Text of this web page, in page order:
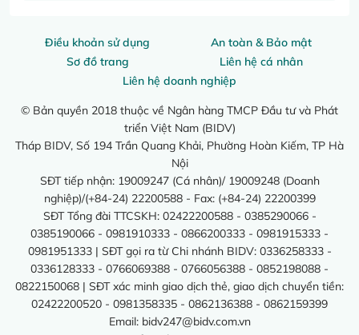
Điều khoản sử dụng
An toàn & Bảo mật
Sơ đồ trang
Liên hệ cá nhân
Liên hệ doanh nghiệp
© Bản quyền 2018 thuộc về Ngân hàng TMCP Đầu tư và Phát
triển Việt Nam (BIDV)
Tháp BIDV, Số 194 Trần Quang Khải, Phường Hoàn Kiếm, TP Hà
Nội
SĐT tiếp nhận: 19009247 (Cá nhân)/ 19009248 (Doanh
nghiệp)/(+84-24) 22200588 - Fax: (+84-24) 22200399
SĐT Tổng đài TTCSKH: 02422200588 - 0385290066 -
0385190066 - 0981910333 - 0866200333 - 0981915333 -
0981951333 | SĐT gọi ra từ Chi nhánh BIDV: 0336258333 -
0336128333 - 0766069388 - 0766056388 - 0852198088 -
0822150068 | SĐT xác minh giao dịch thẻ, giao dịch chuyển tiền:
02422200520 - 0981358335 - 0862136388 - 0862159399
Email: bidv247@bidv.com.vn